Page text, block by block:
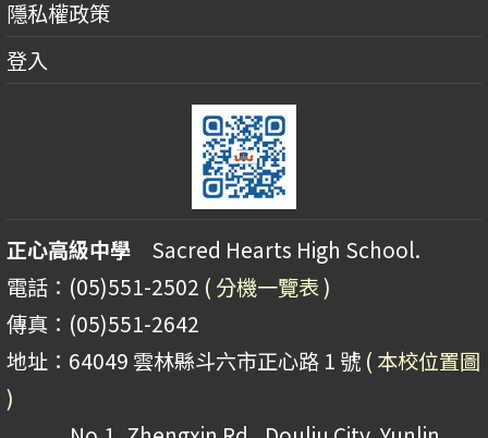
隱私權政策
登入
正心高級中學 Sacred Hearts High School.
電話：(05)551-2502 ( 分機一覽表 )
傳真：(05)551-2642
地址：64049 雲林縣斗六市正心路 1 號 ( 本校位置圖
)